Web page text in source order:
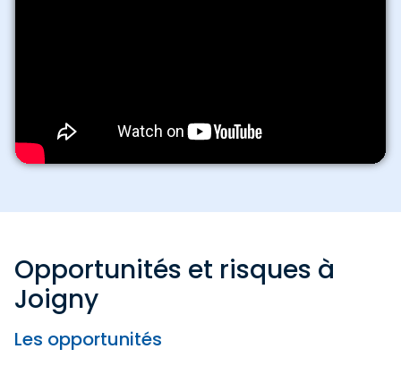
Opportunités et risques à
Joigny
Les opportunités